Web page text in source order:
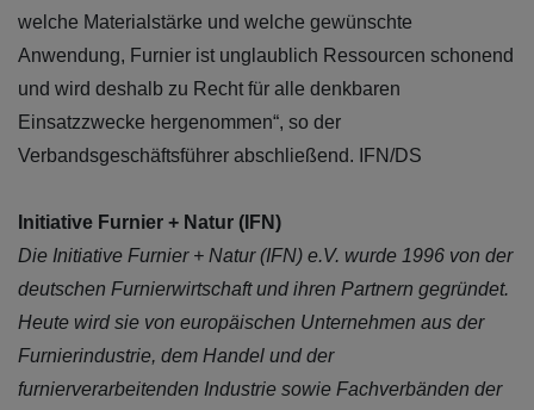
welche Materialstärke und welche gewünschte
Anwendung, Furnier ist unglaublich Ressourcen schonend
und wird deshalb zu Recht für alle denkbaren
Einsatzzwecke hergenommen“, so der
Verbandsgeschäftsführer abschließend. IFN/DS
Initiative Furnier + Natur (IFN)
Die Initiative Furnier + Natur (IFN) e.V. wurde 1996 von der
deutschen Furnierwirtschaft und ihren Partnern gegründet.
Heute wird sie von europäischen Unternehmen aus der
Furnierindustrie, dem Handel und der
furnierverarbeitenden Industrie sowie Fachverbänden der